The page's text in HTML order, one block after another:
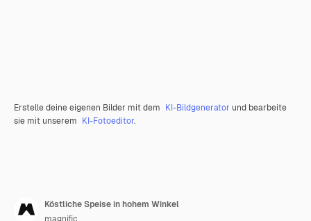
Erstelle deine eigenen Bilder mit dem KI-Bildgenerator und bearbeite
sie mit unserem KI-Fotoeditor.
Köstliche Speise in hohem Winkel